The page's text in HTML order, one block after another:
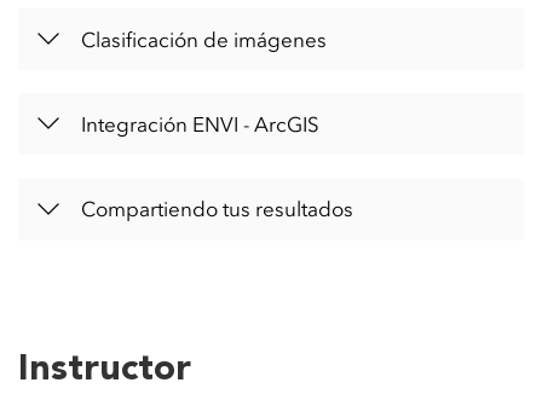
Clasificación de imágenes
Integración ENVI - ArcGIS
Compartiendo tus resultados
Instructor